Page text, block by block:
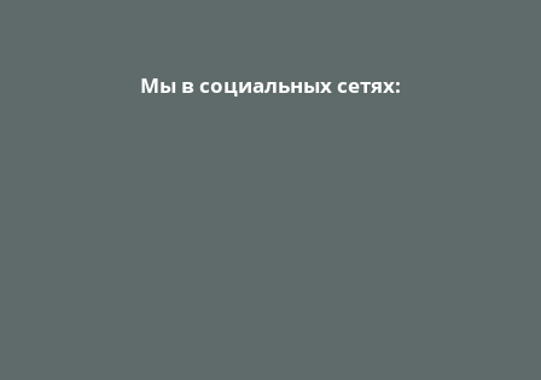
Мы в социальных сетях: